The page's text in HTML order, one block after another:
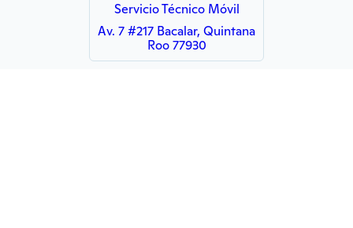
Servicio Técnico Móvil
Av. 7 #217 Bacalar, Quintana
Roo 77930